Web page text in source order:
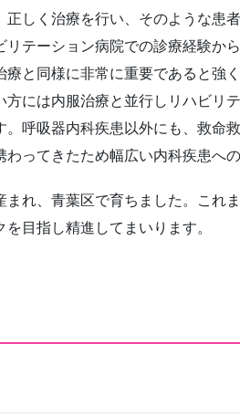
しく治療を行い、そのような患
リテーション病院での診療経験か
療と同様に非常に重要であると強
方には内服治療と並行しリハビリ
。呼吸器内科疾患以外にも、救命
ってきたため幅広い内科疾患への
まれ、青葉区で育ちました。これ
目指し精進してまいります。